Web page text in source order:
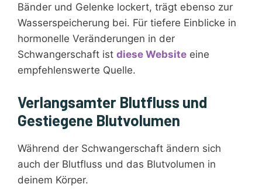
Bänder und Gelenke lockert, trägt ebenso zur
Wasserspeicherung bei. Für tiefere Einblicke in
hormonelle Veränderungen in der
Schwangerschaft ist diese Website eine
empfehlenswerte Quelle.
Verlangsamter Blutfluss und
Gestiegene Blutvolumen
Während der Schwangerschaft ändern sich
auch der Blutfluss und das Blutvolumen in
deinem Körper.